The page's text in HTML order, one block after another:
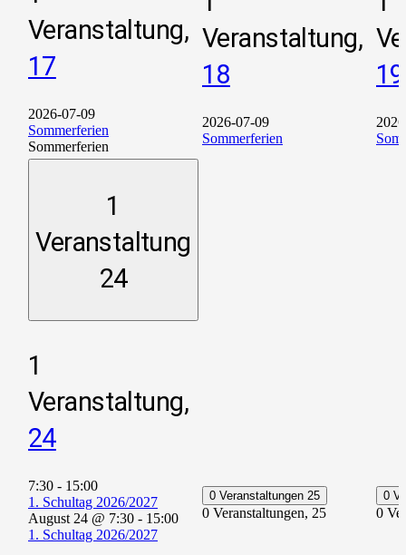
Veranstaltung,
17
2026-07-09
Sommerferien
Sommerferien
Veranstaltung,
18
2026-07-09
Sommerferien
19
1
Veranstaltung
24
1
Veranstaltung,
24
7:30 - 15:00
1. Schultag 2026/2027
August 24 @ 7:30 - 15:00
1. Schultag 2026/2027
0 Veranstaltungen 25
0 Veranstaltungen, 25
0
0